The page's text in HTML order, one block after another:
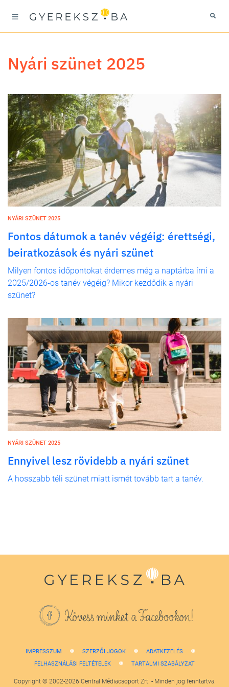
nyári szünet 2025
NYÁRI SZÜNET 2025
Fontos dátumok a tanév végéig: érettségi,
beiratkozások és nyári szünet
Milyen fontos időpontokat érdemes még a naptárba írni a
2025/2026-os tanév végéig? Mikor kezdődik a nyári
szünet?
NYÁRI SZÜNET 2025
Ennyivel lesz rövidebb a nyári szünet
A hosszabb téli szünet miatt ismét tovább tart a tanév.
Kövess minket a Facebookon!
IMPRESSZUM SZERZŐI JOGOK
ADATKEZELÉS
FELHASZNÁLÁSI FELTÉTELEK
TARTALMI SZABÁLYZAT
Copyright © 2002-2026 Central Médiacsoport Zrt. - Minden jog fenntartva.